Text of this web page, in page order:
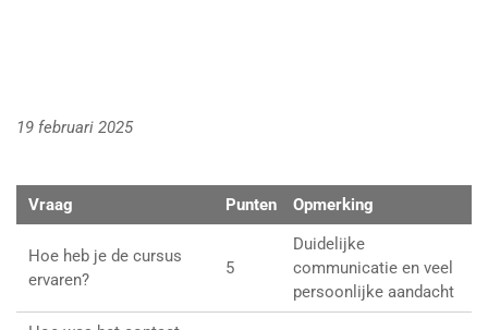
19 februari 2025
Vraag Punten Opmerking
Hoe heb je de cursus
ervaren?
5
Duidelijke
communicatie en veel
persoonlijke aandacht